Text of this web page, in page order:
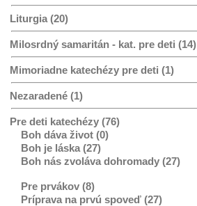
Liturgia (20)
Milosrdný samaritán - kat. pre deti (14)
Mimoriadne katechézy pre deti (1)
Nezaradené (1)
Pre deti katechézy (76)
Boh dáva život (0)
Boh je láska (27)
Boh nás zvoláva dohromady (27)
Pre prvákov (8)
Príprava na prvú spoveď (27)